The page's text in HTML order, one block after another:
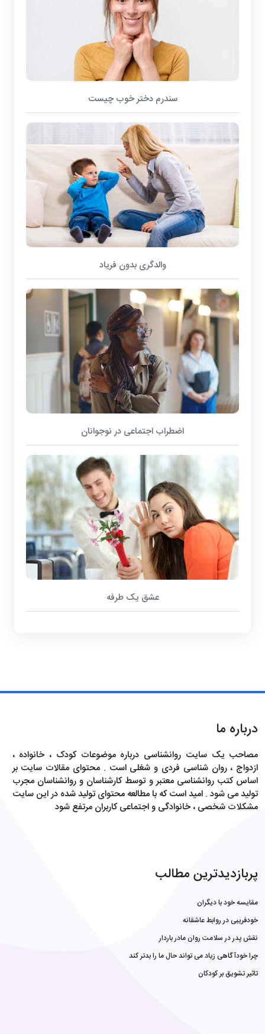
سندرم دختر خوب چیست
والدگری بدون فریاد
اضطراب اجتماعی در نوجوانان
عشق یک طرفه
درباره ما
مصاحب یک سایت روانشناسی درباره موضوعات کودک ، خانواده ،
ازدواج ، روان شناسی فردی و شغلی است . محتوای مقالات سایت بر
اساس کتب روانشناسی معتبر و توسط کارشناسان و روانشناسان مجرب
تولید می شود . امید است که با مطالعه محتوای تولید شده در این سایت
مشکلات شخصی ، خانوادگی و اجتماعی کاربران مرتفع شود
پربازدیدترین مطالب
مقایسه خود با دیگران
خودفریبی در روابط عاشقانه
نقش پدر در سلامت روان مادر باردار
چرا خودآگاهی زیاد می تواند حال ما را بدتر کند
تاثیر تشویق بر کودکان